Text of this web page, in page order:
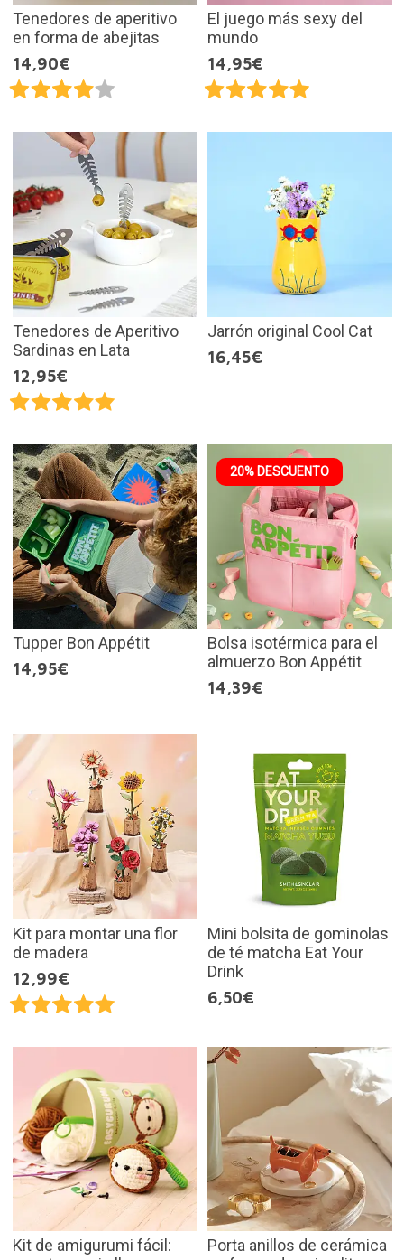
Tenedores de aperitivo
en forma de abejitas
14,90€
El juego más sexy del
mundo
14,95€
Tenedores de Aperitivo
Sardinas en Lata
12,95€
Jarrón original Cool Cat
16,45€
Tupper Bon Appétit
14,95€
20% DESCUENTO
Bolsa isotérmica para el
almuerzo Bon Appétit
14,39€
Kit para montar una flor
de madera
12,99€
Mini bolsita de gominolas
de té matcha Eat Your
Drink
6,50€
Kit de amigurumi fácil:
Porta anillos de cerámica